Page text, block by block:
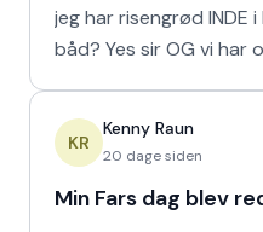
jeg har risengrød INDE
båd? Yes sir OG vi har også en Harley og en
KR
Kenny Raun
20 dage siden
Min Fars dag blev